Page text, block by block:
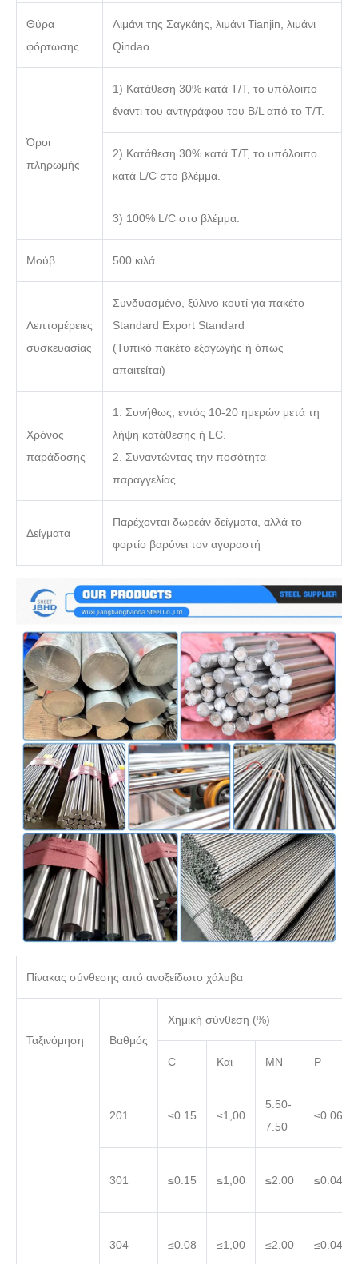
Θύρα
φόρτωσης
Λιμάνι της Σαγκάης, λιμάνι Tianjin, λιμάνι
Qindao
Όροι
πληρωμής
1) Κατάθεση 30% κατά T/T, το υπόλοιπο
έναντι του αντιγράφου του B/L από το T/T.
2) Κατάθεση 30% κατά T/T, το υπόλοιπο
κατά L/C στο βλέμμα.
3) 100% L/C στο βλέμμα.
Μούβ 500 κιλά
Λεπτομέρειες
συσκευασίας
Συνδυασμένο, ξύλινο κουτί για πακέτο
Standard Export Standard
(Τυπικό πακέτο εξαγωγής ή όπως
απαιτείται)
Χρόνος
παράδοσης
1. Συνήθως, εντός 10-20 ημερών μετά τη
λήψη κατάθεσης ή LC.
2. Συναντώντας την ποσότητα
παραγγελίας
Δείγματα
Παρέχονται δωρεάν δείγματα, αλλά το
φορτίο βαρύνει τον αγοραστή
Πίνακας σύνθεσης από ανοξείδωτο χάλυβα
Ταξινόμηση Βαθμός
Χημική σύνθεση (%)
C Και ΜΝ P
201 ≤0.15 ≤1,00
5.50-
7.50
≤0.060
301 ≤0.15 ≤1,00 ≤2.00 ≤0.045
304 ≤0.08 ≤1,00 ≤2.00 ≤0.045